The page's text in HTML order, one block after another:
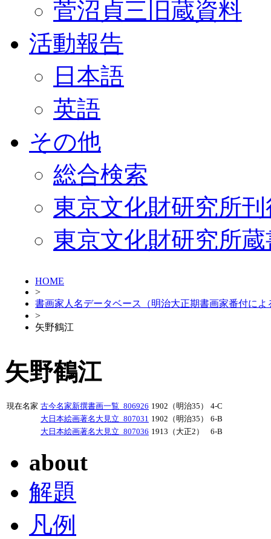
菅沼貞三旧蔵資料
活動報告
日本語
英語
その他
総合検索
東京文化財研究所
東京文化財研究所
HOME
>
書画家人名データベース（明治大正期書画家番付によ
>
矢野鶴江
矢野鶴江
現在名家 古今名家新撰書画一覧_806926 1902（明治35）
4-C
大日本絵画著名大見立_807031 1902（明治35）
6-B
大日本絵画著名大見立_807036 1913（大正2） 6-B
about
解題
凡例